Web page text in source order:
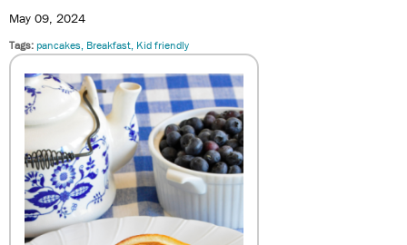
May 09, 2024
Tags pancakes Breakfast Kid friendly